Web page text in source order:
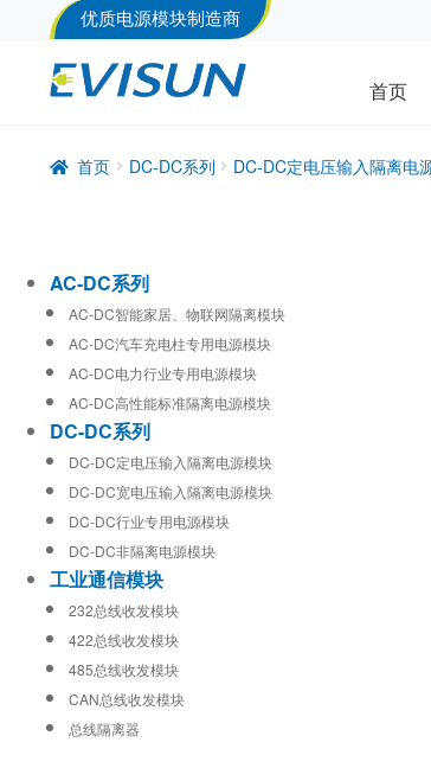
优质电源模块制造商
首页
首页 DC-DC系列 DC-DC定电压输入隔离电
AC-DC系列
AC-DC智能家居、物联网隔离模块
AC-DC汽车充电柱专用电源模块
AC-DC电力行业专用电源模块
AC-DC高性能标准隔离电源模块
DC-DC系列
DC-DC定电压输入隔离电源模块
DC-DC宽电压输入隔离电源模块
DC-DC行业专用电源模块
DC-DC非隔离电源模块
工业通信模块
232总线收发模块
422总线收发模块
485总线收发模块
CAN总线收发模块
总线隔离器